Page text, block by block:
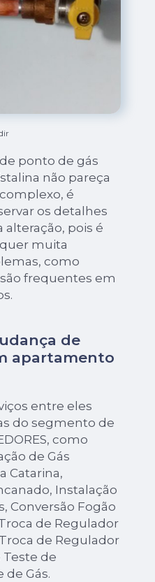
ponto de gás
não pareça
é
os detalhes
alteração, pois é
muita
como
frequentes em
de
apartamento
entre eles
do segmento de
como
de Gás
Catarina,
Instalação
Conversão Fogão
de Regulador
de Regulador
Teste de
de Gás.